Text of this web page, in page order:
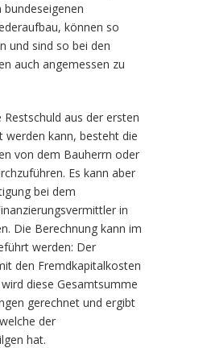
können so
und sind so bei den
auch angemessen zu
aus der ersten
werden kann, besteht die
von dem Bauherrn oder
Es kann aber
bei dem
in
Die Berechnung kann im
werden: Der
den Fremdkapitalkosten
diese Gesamtsumme
gerechnet und ergibt
der
hat.